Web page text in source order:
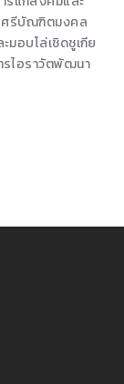
ศรีบัณฑิตมงคล
มอบโล่เชิดชูเกีย
ไอราวัตพัฒนา